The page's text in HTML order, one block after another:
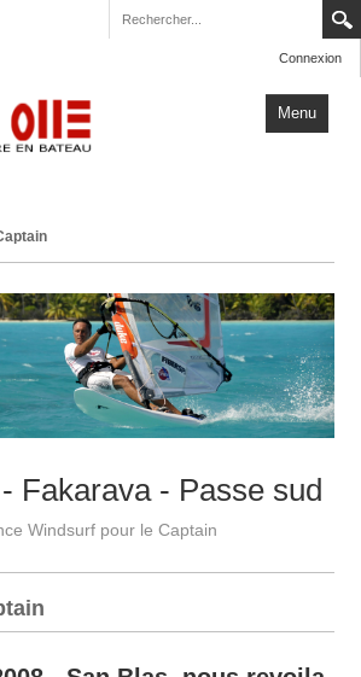
Connexion
Menu
Fakarava - Passe sud
Windsurf pour le Captain